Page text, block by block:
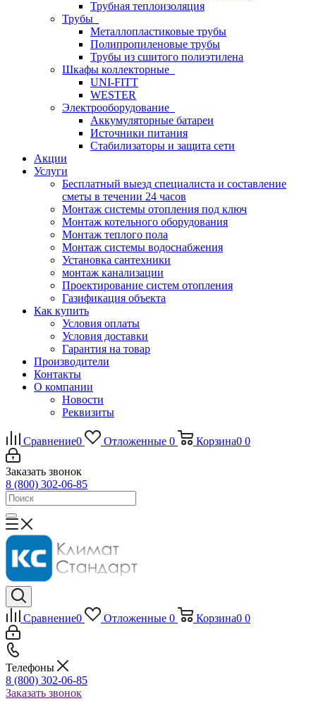
Трубная теплоизоляция
Трубы
Металлопластиковые трубы
Полипропиленовые трубы
Трубы из сшитого полиэтилена
Шкафы коллекторные
UNI-FITT
WESTER
Электрооборудование
Аккумуляторные батареи
Источники питания
Стабилизаторы и защита сети
Акции
Услуги
Бесплатный выезд специалиста и составление
сметы в течении 24 часов
Монтаж системы отопления под ключ
Монтаж котельного оборудования
Монтаж теплого пола
Монтаж системы водоснабжения
Установка сантехники
монтаж канализации
Проектирование систем отопления
Газификация объекта
Как купить
Условия оплаты
Условия доставки
Гарантия на товар
Производители
Контакты
О компании
Новости
Реквизиты
Сравнение0 Отложенные 0 Корзина0 0
Заказать звонок
8 (800) 302-06-85
Сравнение0 Отложенные 0 Корзина0 0
Телефоны
8 (800) 302-06-85
Заказать звонок